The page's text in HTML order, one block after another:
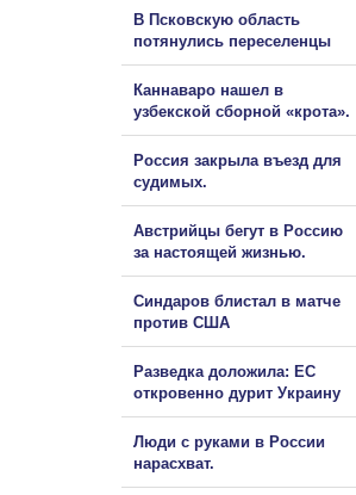
В Псковскую область
потянулись переселенцы
Каннаваро нашел в
узбекской сборной «крота».
Россия закрыла въезд для
судимых.
Австрийцы бегут в Россию
за настоящей жизнью.
Синдаров блистал в матче
против США
Разведка доложила: ЕС
откровенно дурит Украину
Люди с руками в России
нарасхват.